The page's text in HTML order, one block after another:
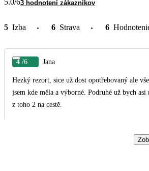
3 hodnotení zákazníkov
5 Izba 6 Strava 6
4 /6 Jana
Hezký rezort, sice už dost opotřebovaný ale
jsem kde měla a výborné. Podruhé už bych
z toho 2 na cestě.